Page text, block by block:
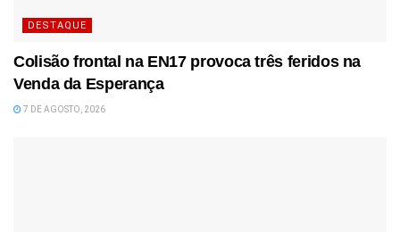
DESTAQUE
Colisão frontal na EN17 provoca três feridos na
Venda da Esperança
7 DE AGOSTO, 2026